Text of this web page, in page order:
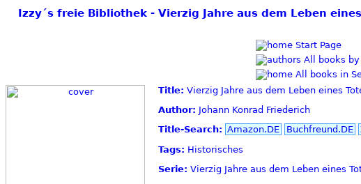
Izzy´s freie Bibliothek - Vierzig Jahre aus dem Leben
Start Page
All books by
All books in
Title: Vierzig Jahre aus dem Leben eines
Author: Johann Konrad Friederich
Title-Search: Amazon.DE Buchfreund.DE
Tags: Historisches
Serie: Vierzig Jahre aus dem Leben eines